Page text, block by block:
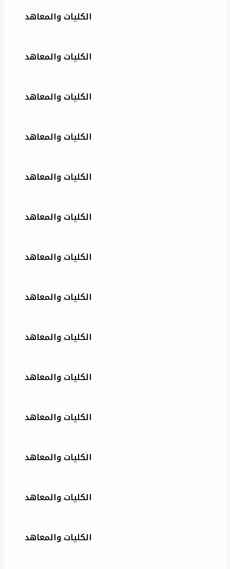
الكليات والمعاهد
الكليات والمعاهد
الكليات والمعاهد
الكليات والمعاهد
الكليات والمعاهد
الكليات والمعاهد
الكليات والمعاهد
الكليات والمعاهد
الكليات والمعاهد
الكليات والمعاهد
الكليات والمعاهد
الكليات والمعاهد
الكليات والمعاهد
الكليات والمعاهد